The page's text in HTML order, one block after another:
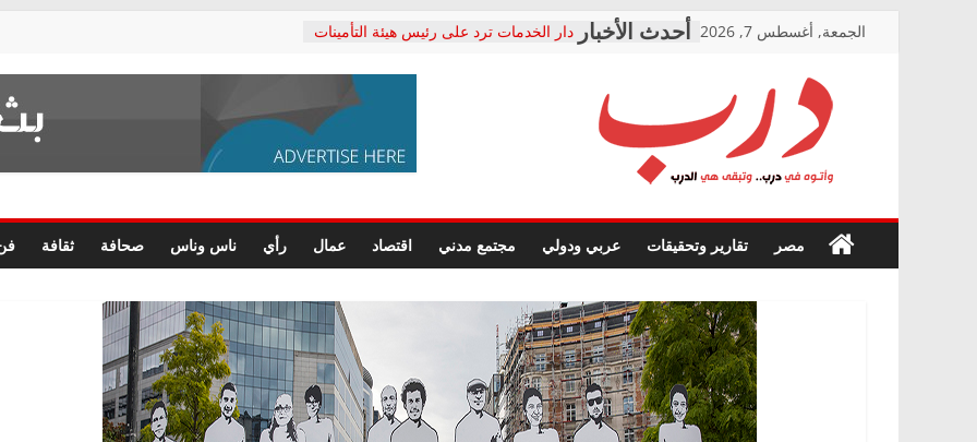
الجمعة, أغسطس 7, 2026
دار الخدمات ترد على رئيس هيئة التأمينات
معاناة أصحاب المعاشات.. ونطالب بكشف
فرحات سليمان يكتب: القطاع الصحي إلى
حزب التحالف الشعبي يطلق لجنة “الحق
صور .. اعتماد الرسومات النهائية للقرار
الوزاري لمدينة الصحفيين.. وانتهاء أعمال
إنشاء المبنى الإداري
متابعة قضية الدكتور محمد زهران.. ويؤكد:
قرينة البراءة وضمانات المحاكمة العادلة
حق أصيل
درب
في
درب..
مصر تقارير وتحقيقات عربي ودولي مجتمع مدني اقتصاد عمال رأي ناس وناس صحافة ثقافة